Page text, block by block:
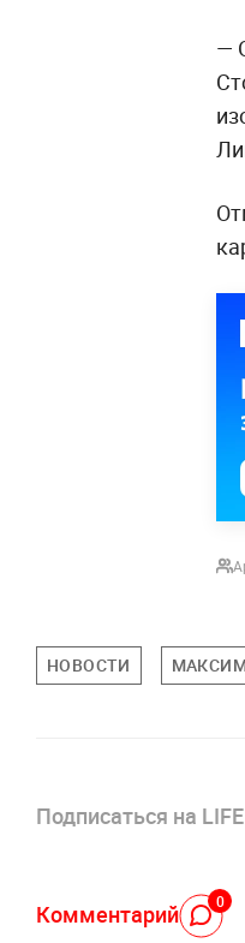
—
НОВОСТИ
Подписаться на LIFE
Комментарий 0